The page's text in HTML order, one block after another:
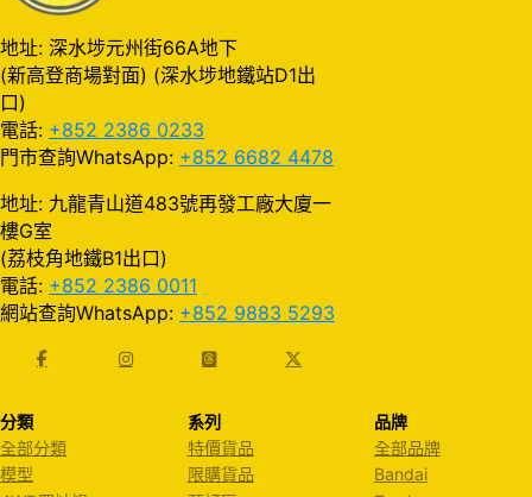
地址: 深水埗元州街66A地下
(新高登商場對面) (深水埗地鐵站D1出
口)
電話: +852 2386 0233
門市查詢WhatsApp: +852 6682 4478
地址: 九龍青山道483號再發工廠大廈一
樓G室
(荔枝角地鐵B1出口)
電話: +852 2386 0011
網站查詢WhatsApp: +852 9883 5293
分類
全部分類
模型
系列
特價貨品
限購貨品
品牌
全部品牌
Bandai